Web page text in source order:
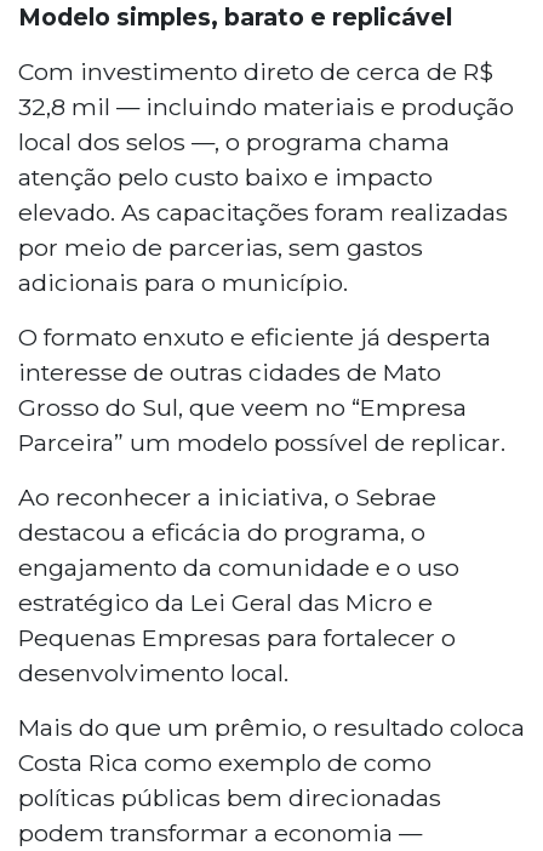
Modelo simples, barato e replicável
Com investimento direto de cerca de R$
32,8 mil — incluindo materiais e produção
local dos selos —, o programa chama
atenção pelo custo baixo e impacto
elevado. As capacitações foram realizadas
por meio de parcerias, sem gastos
adicionais para o município.
O formato enxuto e eficiente já desperta
interesse de outras cidades de Mato
Grosso do Sul, que veem no “Empresa
Parceira” um modelo possível de replicar.
Ao reconhecer a iniciativa, o Sebrae
destacou a eficácia do programa, o
engajamento da comunidade e o uso
estratégico da Lei Geral das Micro e
Pequenas Empresas para fortalecer o
desenvolvimento local.
Mais do que um prêmio, o resultado coloca
Costa Rica como exemplo de como
políticas públicas bem direcionadas
podem transformar a economia —